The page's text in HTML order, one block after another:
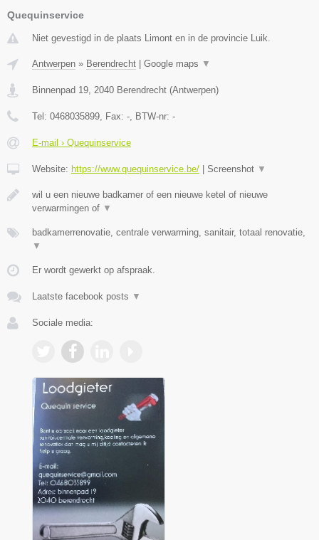
Quequinservice
Niet gevestigd in de plaats Limont en in de provincie Luik.
Antwerpen » Berendrecht Google maps ▼
Binnenpad 19, 2040 Berendrecht (Antwerpen)
Tel: 0468035899, Fax: -, BTW-nr: -
E-mail › Quequinservice
Website: https://www.quequinservice.be/ Screenshot ▼
wil u een nieuwe badkamer of een nieuwe ketel of nieuwe
verwarmingen of ▼
badkamerrenovatie, centrale verwarming, sanitair, totaal renovatie,
▼
Er wordt gewerkt op afspraak.
Laatste facebook posts ▼
Sociale media: